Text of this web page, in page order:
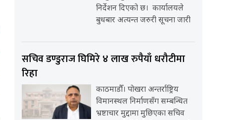
निर्देशन दिएको छ। कार्यालयले
बुधबार अत्यन्त जरुरी सूचना जारी
सचिव डण्डुराज घिमिरे ४ लाख रुपैयाँ धरौटीमा
रिहा
काठमाडौँ। पोखरा अन्तर्राष्ट्रिय
विमानस्थल निर्माणसँग सम्बन्धित
भ्रष्टाचार मुद्दामा मुछिएका सचिव